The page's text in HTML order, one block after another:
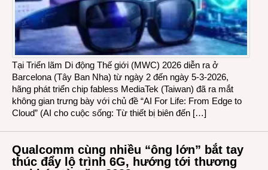
Tại Triển lãm Di động Thế giới (MWC) 2026 diễn ra ở
Barcelona (Tây Ban Nha) từ ngày 2 đến ngày 5-3-2026,
hãng phát triển chip fabless MediaTek (Taiwan) đã ra mắt
không gian trưng bày với chủ đề “AI For Life: From Edge to
Cloud” (AI cho cuộc sống: Từ thiết bị biên đến […]
Qualcomm cùng nhiều “ông lớn” bắt tay
thúc đẩy lộ trình 6G, hướng tới thương